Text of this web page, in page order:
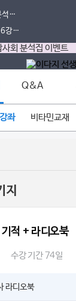
집
강의
Q&A
좌 비타민교재
지
적 + 라디오북
수강 기간 74일
라디오북